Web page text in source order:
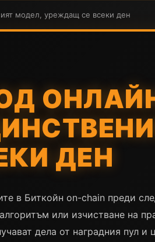
модел, уреждащ се всеки ден
ДЕН
в Биткойн on-chain преди
или изчистване на
дела от наградния пул и